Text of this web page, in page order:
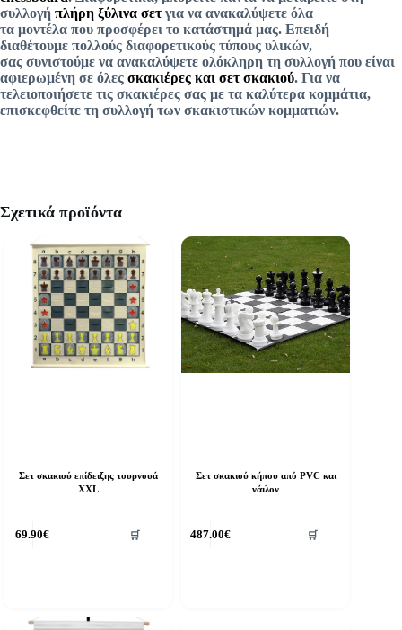
συλλογή πλήρη ξύλινα σετγια να ανακαλύψετε όλα
τα μοντέλα που προσφέρει το κατάστημά μας. Επειδή
διαθέτουμε πολλούς διαφορετικούς τύπους υλικών,
σας συνιστούμε να ανακαλύψετε ολόκληρη τη συλλογή που είναι
αφιερωμένη σε όλες σκακιέρες και σετ σκακιού. Για να
τελειοποιήσετε τις σκακιέρες σας με τα καλύτερα κομμάτια,
επισκεφθείτε τη συλλογή των σκακιστικών κομματιών.
Σχετικά προϊόντα
Σετ σκακιού επίδειξης τουρνουά
XXL
69.90€ 🛒
Σετ σκακιού κήπου από PVC και
νάιλον
487.00€ 🛒